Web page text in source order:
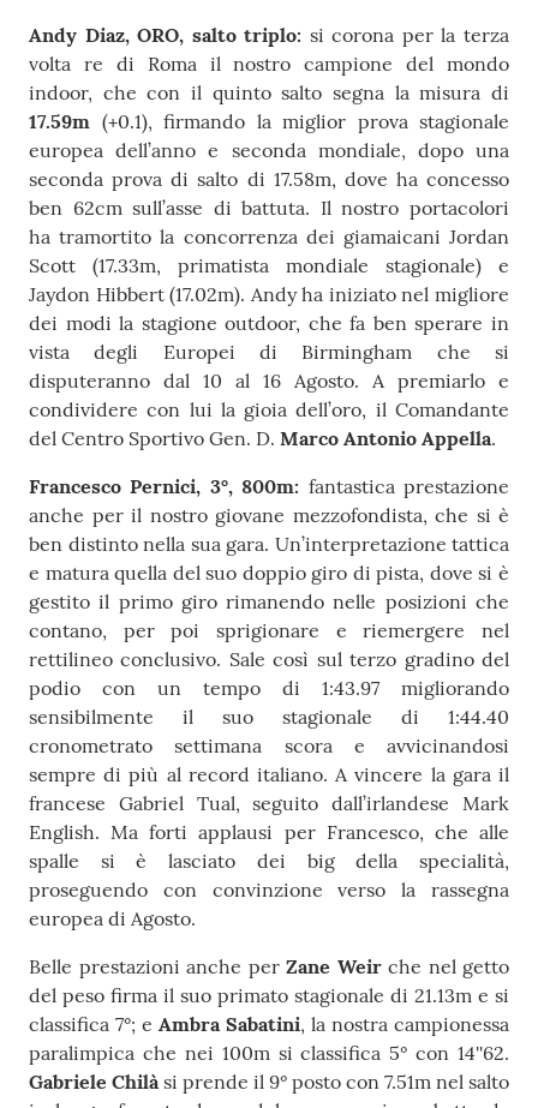
e media
Concorsi
Istituti di
formazione
Andy Diaz, ORO, salto triplo: si corona per la terza
volta re di Roma il nostro campione del mondo
indoor, che con il quinto salto segna la misura di
17.59m (+0.1), firmando la miglior prova stagionale
europea dell’anno e seconda mondiale, dopo una
seconda prova di salto di 17.58m, dove ha concesso
ben 62cm sull’asse di battuta. Il nostro portacolori
ha tramortito la concorrenza dei giamaicani Jordan
Scott (17.33m, primatista mondiale stagionale) e
Jaydon Hibbert (17.02m). Andy ha iniziato nel migliore
dei modi la stagione outdoor, che fa ben sperare in
vista degli Europei di Birmingham che si
disputeranno dal 10 al 16 Agosto. A premiarlo e
condividere con lui la gioia dell’oro, il Comandante
del Centro Sportivo Gen. D. Marco Antonio Appella.
Francesco Pernici, 3°, 800m: fantastica prestazione
anche per il nostro giovane mezzofondista, che si è
ben distinto nella sua gara. Un’interpretazione tattica
e matura quella del suo doppio giro di pista, dove si è
gestito il primo giro rimanendo nelle posizioni che
contano, per poi sprigionare e riemergere nel
rettilineo conclusivo. Sale così sul terzo gradino del
podio con un tempo di 1:43.97 migliorando
sensibilmente il suo stagionale di 1:44.40
cronometrato settimana scora e avvicinandosi
sempre di più al record italiano. A vincere la gara il
francese Gabriel Tual, seguito dall’irlandese Mark
English. Ma forti applausi per Francesco, che alle
spalle si è lasciato dei big della specialità,
proseguendo con convinzione verso la rassegna
europea di Agosto.
Belle prestazioni anche per Zane Weirche nel getto
del peso firma il suo primato stagionale di 21.13m e si
classifica 7°; e Ambra Sabatini, la nostra campionessa
paralimpica che nei 100m si classifica 5° con 14''62.
Gabriele Chilà si prende il 9° posto con 7.51m nel salto